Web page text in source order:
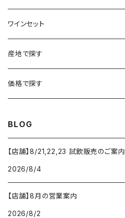
シャルトーニュ・タイエ
シャルル・エドシック
ジャン・ラルマン
ドゥラモット
ロワール
コトーシャンプノワ
ジュラ・サヴォワ
チリ
スロヴァキア
オーストリア
オレゴン州
ワシントン州
ロワール
ジュラ・サヴォワ
シャンパーニュ
プロヴァンス
南アフリカ
チリ
アメリカ
ワシントン州
カリフォルニア州
ワインセット
福袋
シャンパーニュセット
産地で探す
アメリカ
ワシントン州
カリフォルニア州
スロヴァキア
価格で探す
5,000円～6,999円
7,000円～9,999円
BLOG
【店舗】8/21,22,23 試飲販売のご案内
2026/8/4
【店舗】8月の営業案内
2026/8/2